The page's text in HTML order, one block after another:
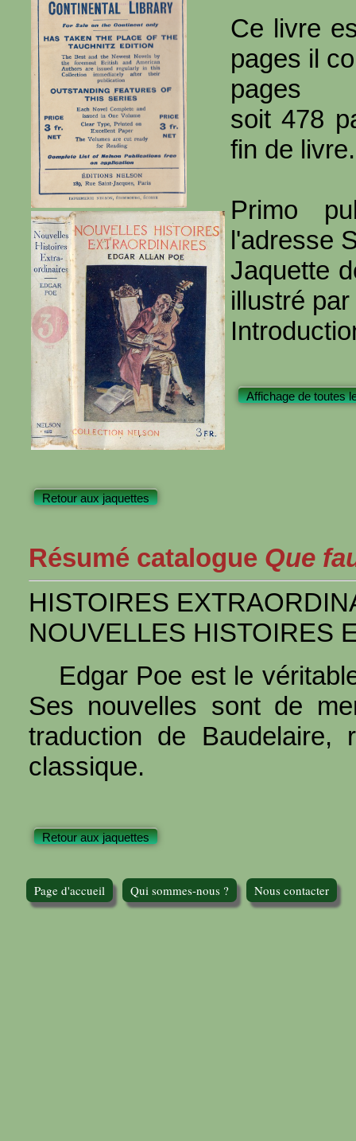
Ce livre
pages il
pages
soit 478
fin de livre.
Primo
l'adresse
Jaquette
illustré
Affichage de toutes
Retour aux jaquettes
Résumé catalogue Que
HISTOIRES
NOUVELLES HISTOIRES
Edgar Poe est le
Ses nouvelles sont de
traduction de Baudelaire,
classique.
Retour aux jaquettes
Page d'accueil Qui sommes-nous ? Nous contacter